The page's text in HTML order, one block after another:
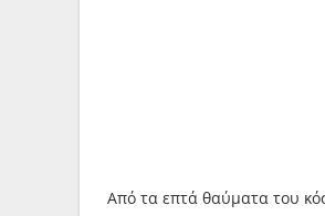
Από τα επτά θαύματα του